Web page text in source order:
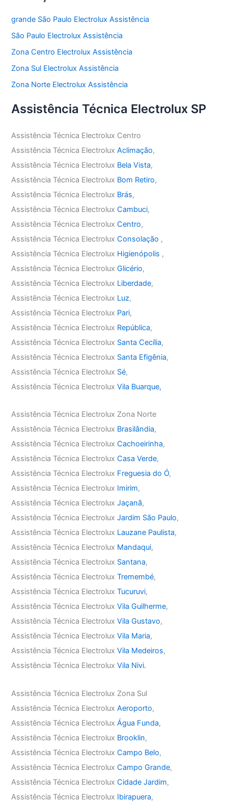
grande São Paulo Electrolux Assistência
São Paulo Electrolux Assistência
Zona Centro Electrolux Assistência
Zona Sul Electrolux Assistência
Zona Norte Electrolux Assistência
Assistência Técnica Electrolux SP
Assistência Técnica Electrolux Centro
Assistência Técnica ElectroluxAclimação,
Assistência Técnica Electrolux Bela Vista,
Assistência Técnica Electrolux Bom Retiro,
Assistência Técnica Electrolux Brás,
Assistência Técnica ElectroluxCambuci,
Assistência Técnica ElectroluxCentro,
Assistência Técnica ElectroluxConsolação ,
Assistência Técnica Electrolux Higienópolis ,
Assistência Técnica ElectroluxGlicério,
Assistência Técnica Electrolux Liberdade,
Assistência Técnica Electrolux Luz,
Assistência Técnica Electrolux Pari,
Assistência Técnica Electrolux República,
Assistência Técnica Electrolux Santa Cecília,
Assistência Técnica Electrolux Santa Efigênia,
Assistência Técnica Electrolux Sé,
Assistência Técnica ElectroluxVila Buarque,
Assistência Técnica Electrolux Zona Norte
Assistência Técnica Electrolux Brasilândia,
Assistência Técnica ElectroluxCachoeirinha,
Assistência Técnica ElectroluxCasa Verde,
Assistência Técnica Electrolux Freguesia do Ó,
Assistência Técnica Electrolux Imirim,
Assistência Técnica ElectroluxJaçanã,
Assistência Técnica ElectroluxJardim São Paulo,
Assistência Técnica Electrolux Lauzane Paulista,
Assistência Técnica Electrolux Mandaqui,
Assistência Técnica Electrolux Santana,
Assistência Técnica ElectroluxTremembé,
Assistência Técnica ElectroluxTucuruvi,
Assistência Técnica ElectroluxVila Guilherme,
Assistência Técnica ElectroluxVila Gustavo,
Assistência Técnica ElectroluxVila Maria,
Assistência Técnica ElectroluxVila Medeiros,
Assistência Técnica ElectroluxVila Nivi.
Assistência Técnica Electrolux Zona Sul
Assistência Técnica ElectroluxAeroporto,
Assistência Técnica ElectroluxÁgua Funda,
Assistência Técnica Electrolux Brooklin,
Assistência Técnica ElectroluxCampo Belo,
Assistência Técnica ElectroluxCampo Grande,
Assistência Técnica ElectroluxCidade Jardim,
Assistência Técnica Electrolux Ibirapuera,